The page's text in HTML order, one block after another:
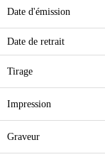
Date d'émission
Date de retrait
Tirage
Impression
Graveur